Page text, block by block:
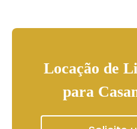
Locação de
para